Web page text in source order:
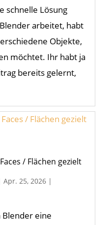
schnelle Lösung
arbeitet, habt
Objekte,
möchtet. Ihr habt ja
bereits gelernt,
/ Flächen gezielt
Apr. 25, 2026|
Blender eine